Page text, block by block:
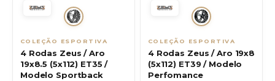
COLEÇÃO ESPORTIVA
4 Rodas Zeus / Aro
19x8.5 (5x112) ET35 /
Modelo Sportback
COLEÇÃO ESPORTIVA
4 Rodas Zeus / Aro 19x8
(5x112) ET39 / Modelo
Perfomance